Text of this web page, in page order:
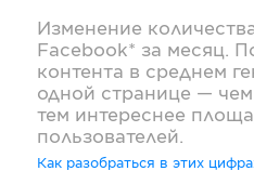
Изменение
Facebook* за месяц.
контента в среднем
одной странице —
тем интереснее
пользователей.
Как разобраться в этих